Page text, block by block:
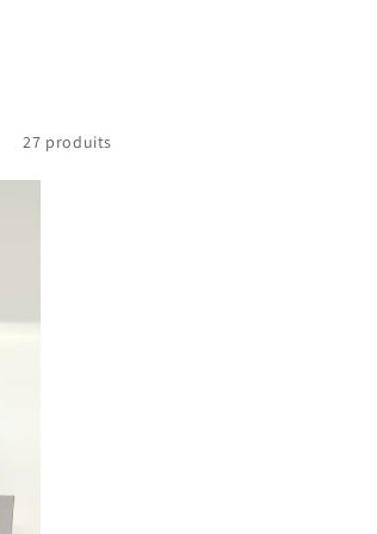
27 produits